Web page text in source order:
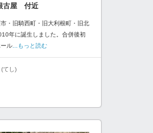
古屋 付近
・旧騎西町・旧大利根町・旧北
年に誕生しました。合併後初
ル ...もっと読む
てし)